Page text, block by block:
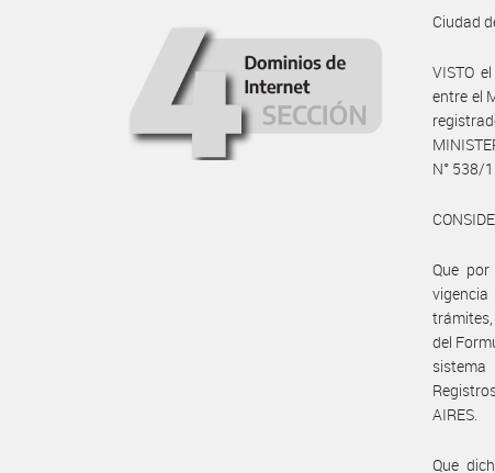
Ciudad
VISTO
entre el
N° 538/
Que
del
sistema
AIRES.
Que